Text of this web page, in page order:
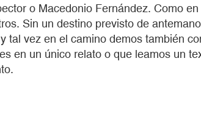
o Macedonio Fernández. Como
Sin un destino previsto de
vez en el camino demos también
en un único relato o que leamos un